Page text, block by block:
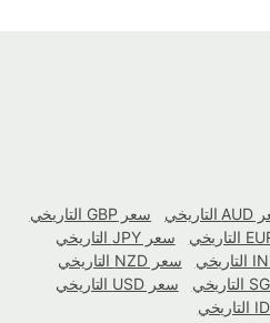
سعر GBP التاريخي
سعر JPY التاريخي
سعر NZD التاريخي
سعر USD التاريخي